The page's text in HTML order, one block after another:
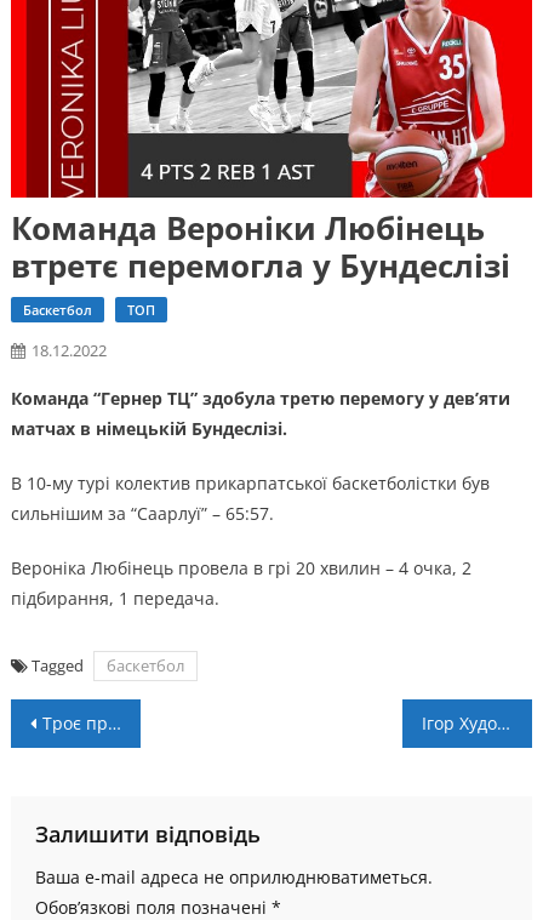
Команда Вероніки Любінець
втретє перемогла у Бундеслізі
Баскетбол ТОП
18.12.2022
Команда “Гернер ТЦ” здобула третю перемогу у дев’яти
матчах в німецькій Бундеслізі.
В 10-му турі колектив прикарпатської баскетболістки був
сильнішим за “Саарлуї” – 65:57.
Вероніка Любінець провела в грі 20 хвилин – 4 очка, 2
підбирання, 1 передача.
Tagged баскетбол
Навігація
Троє представників Прикарпаття стали чемпіонами України U-14 з тенісу Ігор Худоб’як у програмі “Є питання?” (ВІДЕО)
Залишити відповідь
Ваша e-mail адреса не оприлюднюватиметься.
Обов’язкові поля позначені *